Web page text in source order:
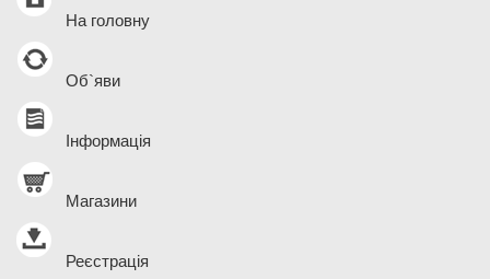
На головну
Об`яви
Інформація
Магазини
Реєстрація